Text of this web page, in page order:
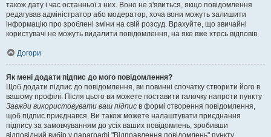
також дату і час останньої з них. Воно не з'явиться, якщо повідомлення
редагував адміністратор або модератор, хоча вони можуть залишити
інформацію про зроблені зміни на свій розсуд. Врахуйте, що звичайні
користувачі не можуть видалити повідомлення, на яке вже хтось відповів.
Догори
Як мені додати підпис до мого повідомлення?
Щоб додати підпис до повідомлення, ви повинні спочатку створити його в
вашому профілі. Після цього ви можете поставити галочку напроти пункту
Завжди використовувати ваш підпис в формі створення повідомлення,
щоб підпис приєднався. Ви також можете налаштувати приєднання
підпису за замовчуванням до усіх ваших повідомлень, зробивши
відповідний вибір у параграфі "Відправлення повідомлень" пункту